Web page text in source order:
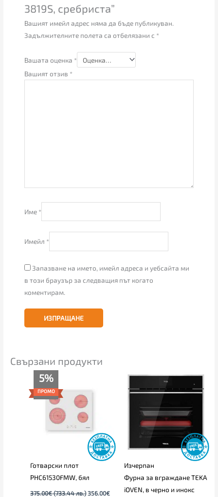
3819S, сребриста”
Вашият имейл адрес няма да бъде публикуван.
Задължителните полета са отбелязани с *
Вашата оценка *
Вашият отзив *
Име *
Имейл *
Запазване на името, имейл адреса и уебсайта ми
в този браузър за следващия път когато
коментирам.
Свързани продукти
5%
ПРОМО
Готварски плот
PHC61530FMW, бял
375.00€ (733.44 лв.)
(733.44
356.00€
е:
356.00€
(696.28
лв.).
Изчерпан
Фурна за вграждане TEKA
iOVEN, в черно и инокс